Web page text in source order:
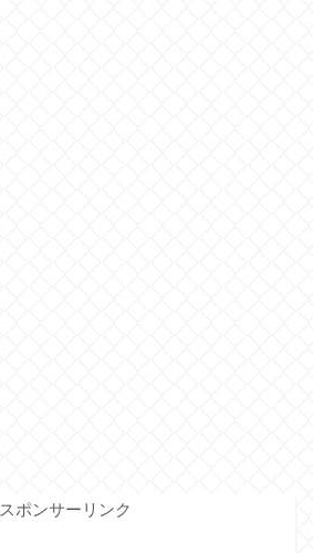
スポンサーリンク